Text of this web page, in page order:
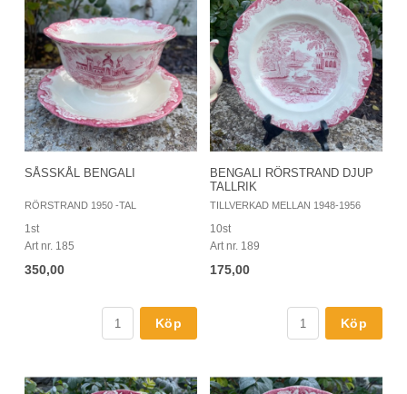
SÅSSKÅL BENGALI
RÖRSTRAND 1950 -TAL
1st
Art nr. 185
350,00
Köp
BENGALI RÖRSTRAND DJUP
TALLRIK
TILLVERKAD MELLAN 1948-1956
10st
Art nr. 189
175,00
Köp